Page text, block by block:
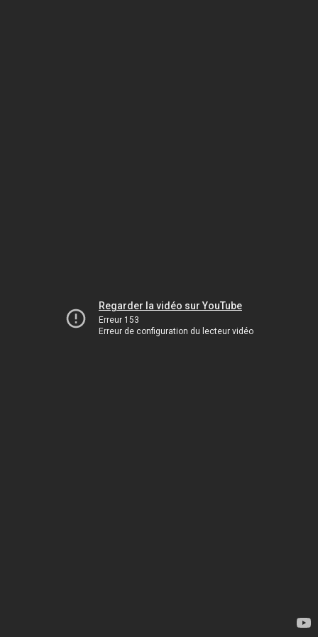
Regarder la vidéo sur YouTube
Erreur 153
Erreur de configuration du lecteur vidéo